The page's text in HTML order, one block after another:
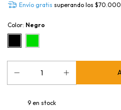
Envío gratis superando los $70.000
Color: Negro
9 en stock